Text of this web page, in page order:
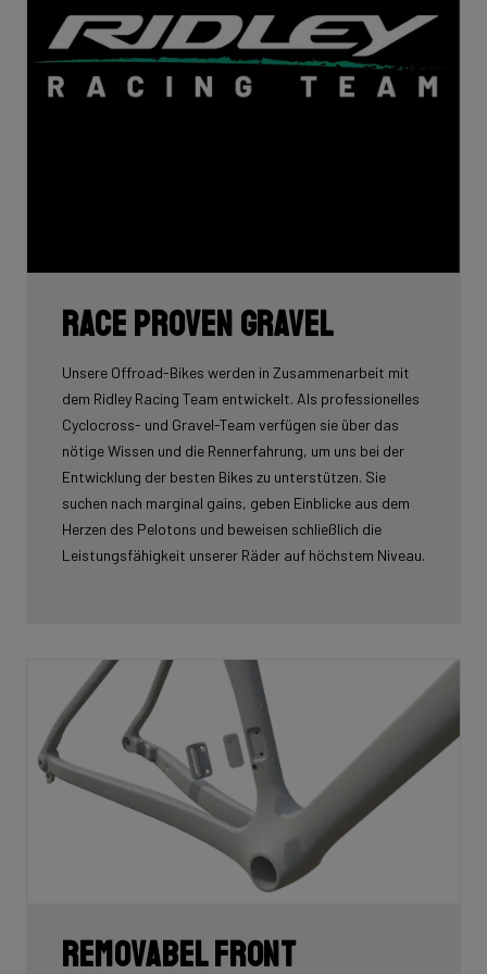
Race proven gravel
Unsere Offroad-Bikes werden in Zusammenarbeit mit
dem Ridley Racing Team entwickelt. Als professionelles
Cyclocross- und Gravel-Team verfügen sie über das
nötige Wissen und die Rennerfahrung, um uns bei der
Entwicklung der besten Bikes zu unterstützen. Sie
suchen nach marginal gains, geben Einblicke aus dem
Herzen des Pelotons und beweisen schließlich die
Leistungsfähigkeit unserer Räder auf höchstem Niveau.
Removabel front